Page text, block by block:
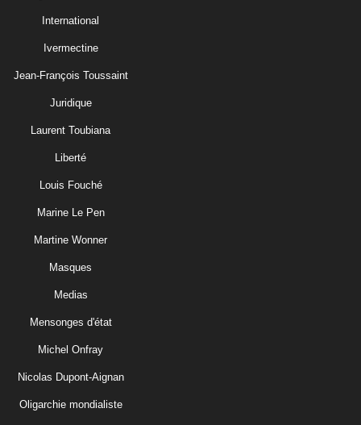
International
Ivermectine
Jean-François Toussaint
Juridique
Laurent Toubiana
Liberté
Louis Fouché
Marine Le Pen
Martine Wonner
Masques
Medias
Mensonges d'état
Michel Onfray
Nicolas Dupont-Aignan
Oligarchie mondialiste